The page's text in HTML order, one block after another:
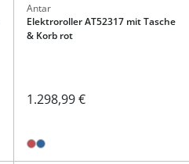
Antar
Elektroroller AT52317 mit Tasche
& Korb rot
1.298,99 €